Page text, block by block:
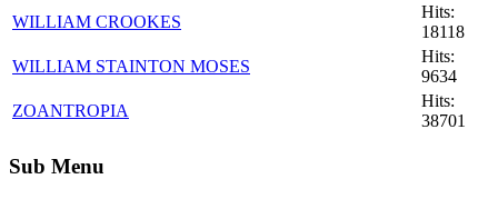
WILLIAM CROOKES
Hits:
18118
WILLIAM STAINTON MOSES
Hits:
9634
ZOANTROPIA
Hits:
38701
Sub Menu